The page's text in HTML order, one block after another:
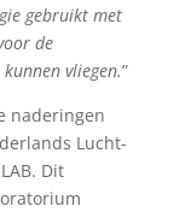
gebruikt met
de
vliegen.”
naderingen
Lucht-
Dit